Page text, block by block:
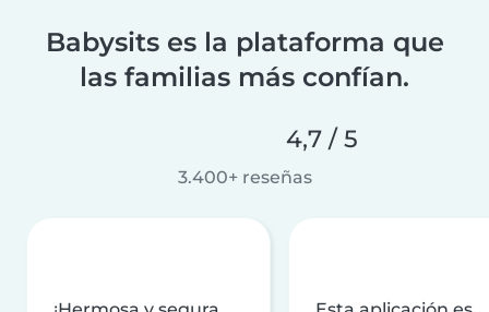
Babysits es la plataforma que
las familias más confían.
4,7 / 5
3.400+ reseñas